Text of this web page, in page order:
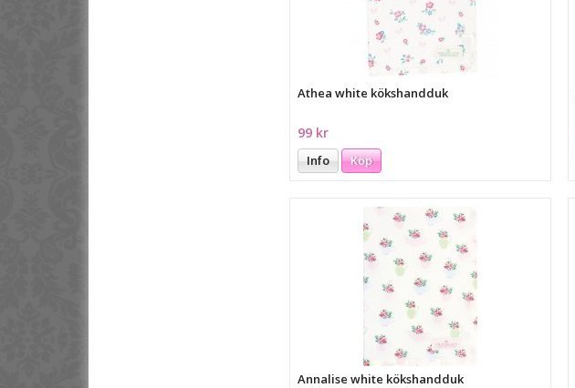
Athea white kökshandduk
99 kr
Info Köp
Annalise white kökshandduk